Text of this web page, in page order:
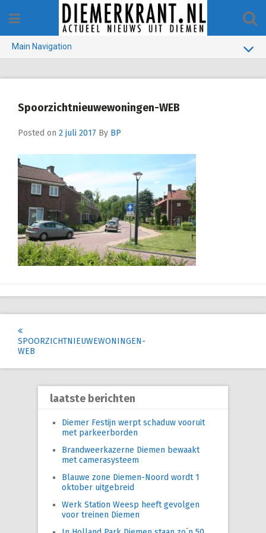
content
Main Navigation
1970-1990
VERKIEZINGEN
COLOFON
Spoorzichtnieuwewoningen-WEB
Posted on 2 juli 2017 By BP
Post
navigation
SPOORZICHTNIEUWEWONINGEN-
WEB
laatste berichten
Diemer Festijn werpt schaduw vooruit
met parkeerborden
Brandweerkazerne Diemen bewaakt
met camerasysteem
Blauwe zone Diemen-Noord wordt 1
oktober uitgebreid
Werk Station Weesp heeft gevolgen
voor treinen Diemen